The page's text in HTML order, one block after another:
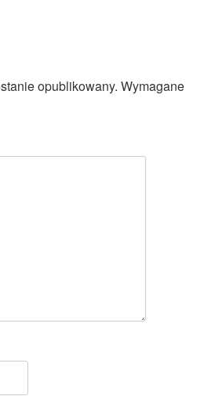
opublikowany. Wymagane